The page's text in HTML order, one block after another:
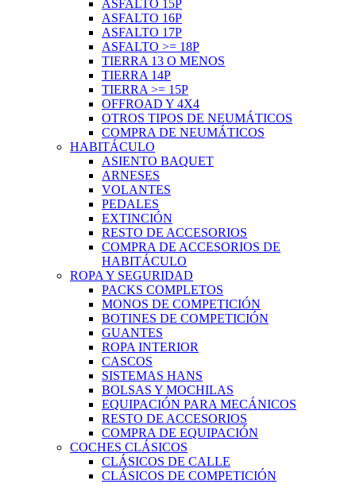
ASFALTO 15P
ASFALTO 16P
ASFALTO 17P
ASFALTO >= 18P
TIERRA 13 O MENOS
TIERRA 14P
TIERRA >= 15P
OFFROAD Y 4X4
OTROS TIPOS DE NEUMÁTICOS
COMPRA DE NEUMÁTICOS
HABITÁCULO
ASIENTO BAQUET
ARNESES
VOLANTES
PEDALES
EXTINCIÓN
RESTO DE ACCESORIOS
COMPRA DE ACCESORIOS DE
HABITÁCULO
ROPA Y SEGURIDAD
PACKS COMPLETOS
MONOS DE COMPETICIÓN
BOTINES DE COMPETICIÓN
GUANTES
ROPA INTERIOR
CASCOS
SISTEMAS HANS
BOLSAS Y MOCHILAS
EQUIPACIÓN PARA MECÁNICOS
RESTO DE ACCESORIOS
COMPRA DE EQUIPACIÓN
COCHES CLÁSICOS
CLÁSICOS DE CALLE
CLÁSICOS DE COMPETICIÓN